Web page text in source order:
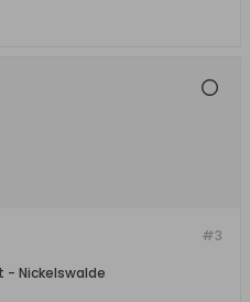
#3
- Nickelswalde